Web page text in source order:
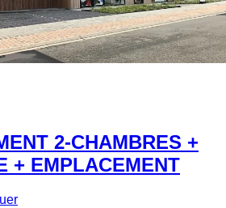
2-CHAMBRES +
+ EMPLACEMENT